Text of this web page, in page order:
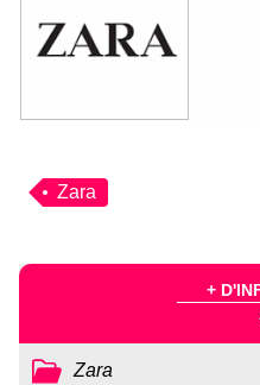
Zara
+
Zara